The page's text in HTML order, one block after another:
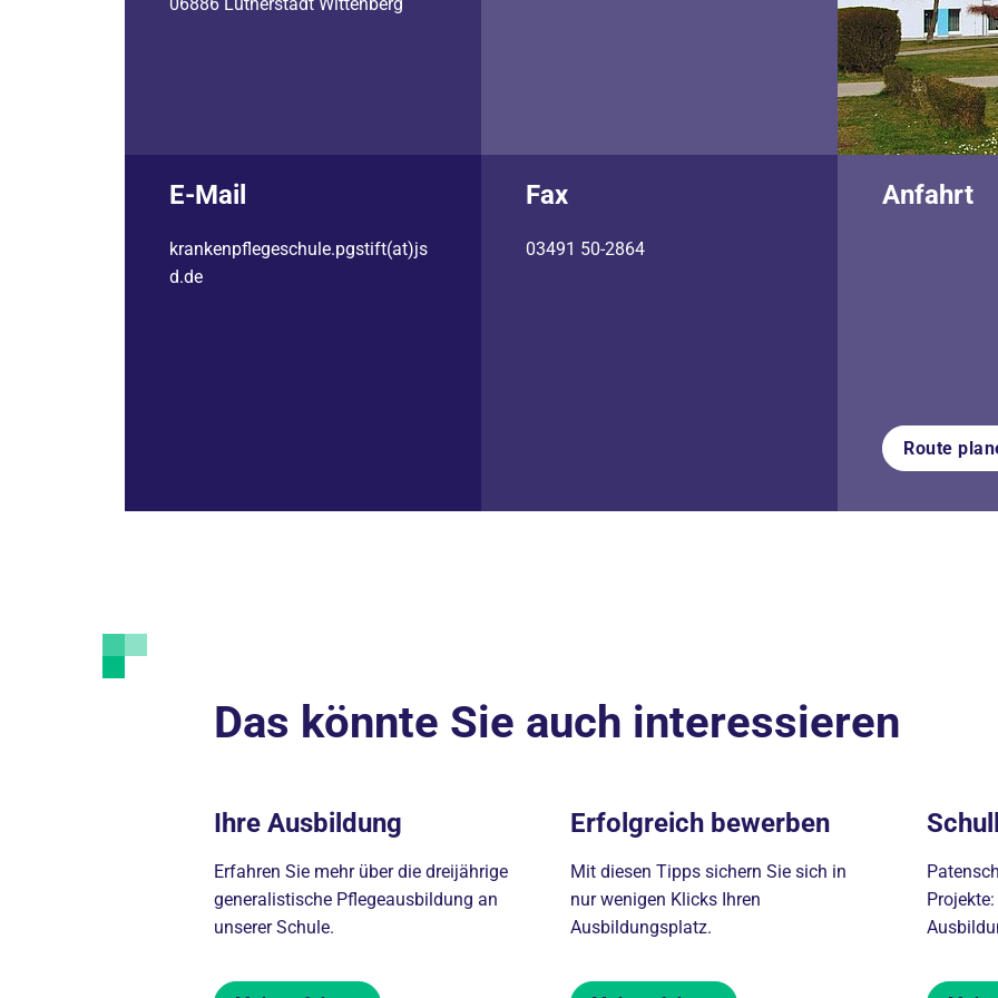
06886 Lutherstadt Wittenberg
E-Mail
krankenpflegeschule.pgstift(at)js
d.de
Fax
03491 50-2864
Anfahrt
Route
Das könnte Sie auch interessieren
Ihre Ausbildung
Erfahren Sie mehr über die dreijährige
generalistische Pflegeausbildung an
unserer Schule.
Erfolgreich bewerben
Mit diesen Tipps sichern Sie sich in
nur wenigen Klicks Ihren
Ausbildungsplatz.